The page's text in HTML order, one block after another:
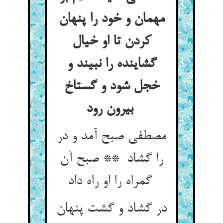
مهمان و خود را پنهان
کردن تا او خیال
گشاینده را نبیند و
خجل شود و گستاخ
بیرون رود
مصطفی صبح آمد و در
را گشاد ** صبح آن
گمراه را او راه داد
در گشاد و گشت پنهان